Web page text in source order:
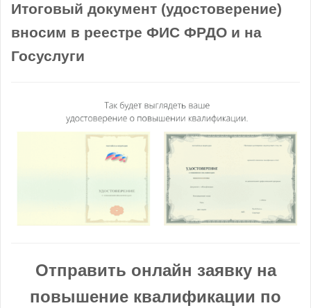
Итоговый документ (удостоверение)
вносим в реестре ФИС ФРДО и на
Госуслуги
Отправить онлайн заявку на
повышение квалификации по